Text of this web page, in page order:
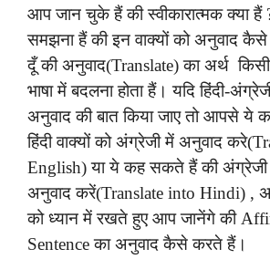
आप जान चुके हैं की स्वीकारात्मक क्या
समझना हैं की इन वाक्यों को अनुवाद
दूँ की अनुवाद(Translate) का अर्थ
भाषा में बदलना होता हैं। यदि हिंदी-
अनुवाद की बात किया जाए तो आपसे ये
हिंदी वाक्यों को अंग्रेजी में अनुवाद
English) या ये कह सकते हैं की अंग्रेजी
अनुवाद करें(Translate into Hindi) ,
को ध्यान में रखते हुए आप जानेंगे की
Sentence का अनुवाद कैसे करते हैं।